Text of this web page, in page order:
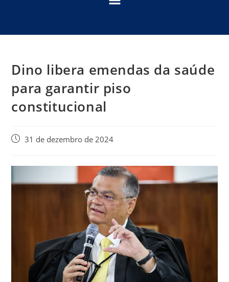
Dino libera emendas da saúde
para garantir piso
constitucional
31 de dezembro de 2024